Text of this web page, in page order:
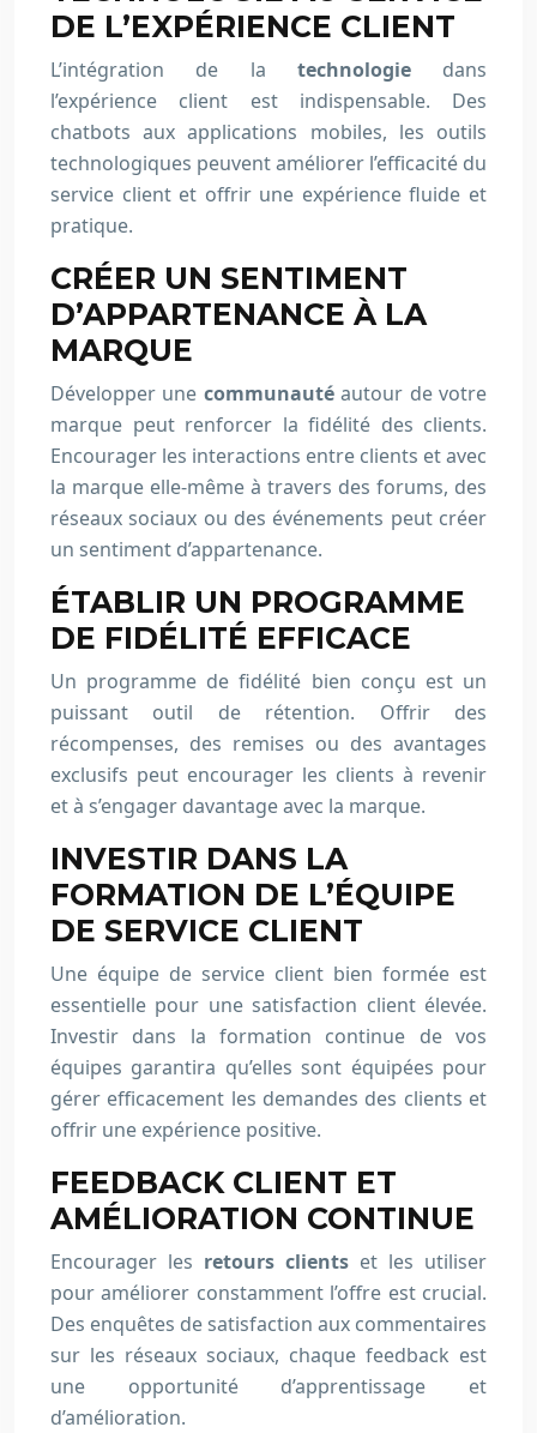
DE L’EXPÉRIENCE CLIENT
L’intégration de la technologiedans
l’expérience client est indispensable. Des
chatbots aux applications mobiles, les outils
technologiques peuvent améliorer l’efficacité du
service client et offrir une expérience fluide et
pratique.
CRÉER UN SENTIMENT
D’APPARTENANCE À LA
MARQUE
Développer une communautéautour de votre
marque peut renforcer la fidélité des clients.
Encourager les interactions entre clients et avec
la marque elle-même à travers des forums, des
réseaux sociaux ou des événements peut créer
un sentiment d’appartenance.
ÉTABLIR UN PROGRAMME
DE FIDÉLITÉ EFFICACE
Un programme de fidélité bien conçu est un
puissant outil de rétention. Offrir des
récompenses, des remises ou des avantages
exclusifs peut encourager les clients à revenir
et à s’engager davantage avec la marque.
INVESTIR DANS LA
FORMATION DE L’ÉQUIPE
DE SERVICE CLIENT
Une équipe de service client bien formée est
essentielle pour une satisfaction client élevée.
Investir dans la formation continue de vos
équipes garantira qu’elles sont équipées pour
gérer efficacement les demandes des clients et
offrir une expérience positive.
FEEDBACK CLIENT ET
AMÉLIORATION CONTINUE
Encourager les retours clients et les utiliser
pour améliorer constamment l’offre est crucial.
Des enquêtes de satisfaction aux commentaires
sur les réseaux sociaux, chaque feedback est
une opportunité d’apprentissage et
d’amélioration.